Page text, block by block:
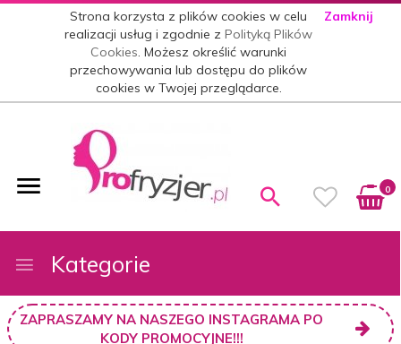
Strona korzysta z plików cookies w celu
realizacji usług i zgodnie zPolityką Plików
Cookies. Możesz określić warunki
przechowywania lub dostępu do plików
cookies w Twojej przeglądarce.
Zamknij
0
Kategorie
ZAPRASZAMY NA NASZEGO INSTAGRAMA PO
KODY PROMOCYJNE!!!